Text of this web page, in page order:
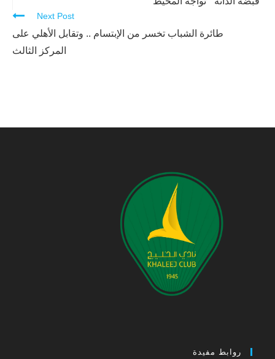
Next Post
طائرة الشباب تخسر من الإبتسام .. وتقابل الأهلي على
المركز الثالث
روابط مفيدة